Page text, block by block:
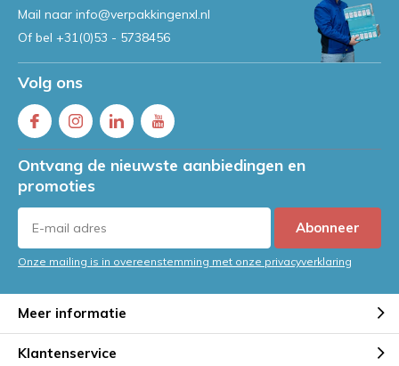
Mail naar info@verpakkingenxl.nl
Of bel +31(0)53 - 5738456
Volg ons
Ontvang de nieuwste aanbiedingen en
promoties
Abonneer
Onze mailing is in overeenstemming met onze privacyverklaring
Meer informatie
Klantenservice